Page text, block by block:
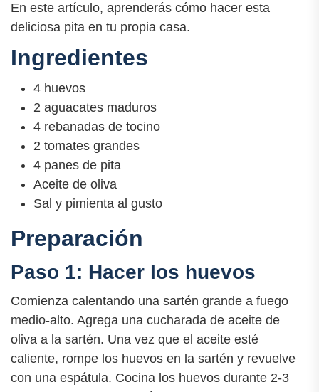
En este artículo, aprenderás cómo hacer esta
deliciosa pita en tu propia casa.
Ingredientes
4 huevos
2 aguacates maduros
4 rebanadas de tocino
2 tomates grandes
4 panes de pita
Aceite de oliva
Sal y pimienta al gusto
Preparación
Paso 1: Hacer los huevos
Comienza calentando una sartén grande a fuego
medio-alto. Agrega una cucharada de aceite de
oliva a la sartén. Una vez que el aceite esté
caliente, rompe los huevos en la sartén y revuelve
con una espátula. Cocina los huevos durante 2-3